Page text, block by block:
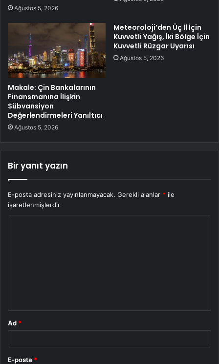
Ağustos 5, 2026
Makale: Çin Bankalarının
Finansmanına İlişkin
Sübvansiyon
Değerlendirmeleri Yanıltıcı
Ağustos 5, 2026
Meteoroloji’den Üç İl İçin
Kuvvetli Yağış, İki Bölge İçin
Kuvvetli Rüzgar Uyarısı
Ağustos 5, 2026
Bir yanıt yazın
E-posta adresiniz yayınlanmayacak. Gerekli alanlar * ile
işaretlenmişlerdir
Ad *
E-posta *